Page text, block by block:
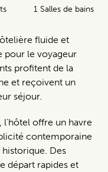
1 Salles de bains
fluide et
pour le voyageur
profitent de la
et reçoivent un
séjour.
offre un havre
contemporaine
Des
départ rapides et